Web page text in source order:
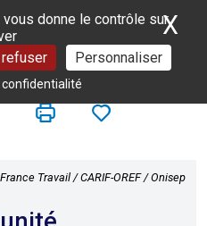
donne le contrôle sur
refuser Personnaliser
confidentialité
X
Travail / CARIF-OREF / Onisep